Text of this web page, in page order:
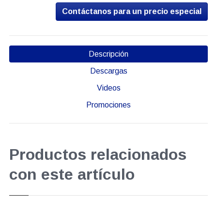
Contáctanos para un precio especial
Descripción
Descargas
Videos
Promociones
Productos relacionados
con este artículo